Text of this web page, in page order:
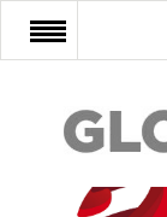
FŐOLDAL
AFRIKA